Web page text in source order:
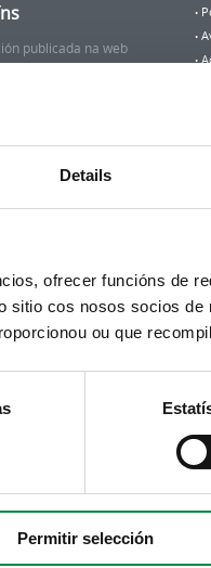
Details
ofrecer funcións de
cos nosos socios
ou que
Permitir selección
publicada na web
mediante unha